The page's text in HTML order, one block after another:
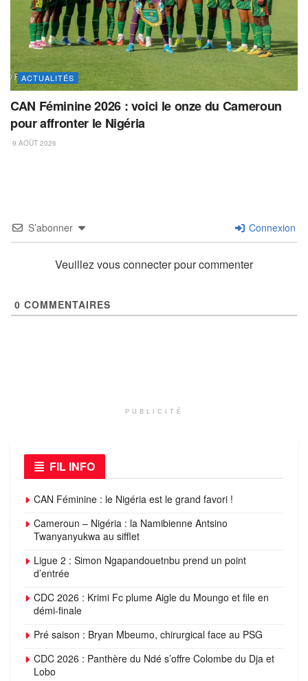
ACTUALITÉS
CAN Féminine 2026 : voici le onze du Cameroun
pour affronter le Nigéria
9 AOÛT 2026
S’abonner Connexion
Veuillez vous connecter pour commenter
0 COMMENTAIRES
PUBLICITÉ
FIL INFO
CAN Féminine : le Nigéria est le grand favori !
Cameroun – Nigéria : la Namibienne Antsino
Twanyanyukwa au sifflet
Ligue 2 : Simon Ngapandouetnbu prend un point
d’entrée
CDC 2026 : Krimi Fc plume Aigle du Moungo et file en
démi-finale
Pré saison : Bryan Mbeumo, chirurgical face au PSG
CDC 2026 : Panthère du Ndé s’offre Colombe du Dja et
Lobo